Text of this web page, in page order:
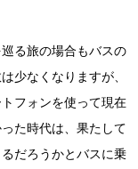
る旅の場合もバスの
少なくなりますが、
フォンを使って現在
た時代は、果たして
だろうかとバスに乗